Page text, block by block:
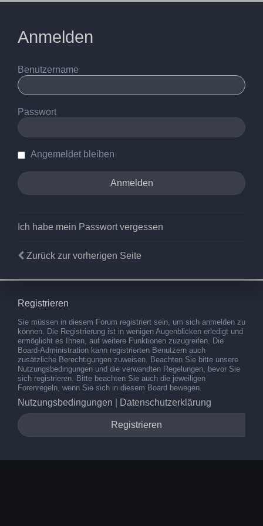
Anmelden
Benutzername
Passwort
Angemeldet bleiben
Ich habe mein Passwort vergessen
Zurück zur vorherigen Seite
Registrieren
Sie müssen in diesem Forum registriert sein, um sich anmelden zu
können. Die Registrierung ist in wenigen Augenblicken erledigt und
ermöglicht es Ihnen, auf weitere Funktionen zuzugreifen. Die
Board-Administration kann registrierten Benutzern auch
zusätzliche Berechtigungen zuweisen. Beachten Sie bitte unsere
Nutzungsbedingungen und die verwandten Regelungen, bevor Sie
sich registrieren. Bitte beachten Sie auch die jeweiligen
Forenregeln, wenn Sie sich in diesem Board bewegen.
Nutzungsbedingungen Datenschutzerklärung
Registrieren